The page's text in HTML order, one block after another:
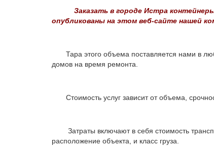
Заказать в городе Истра
опубликованы на этом веб-сайте нашей
Тара этого объема поставляется нами в
домов на время ремонта.
Стоимость услуг зависит от объема,
Затраты включают в себя стоимость
расположение объекта, и класс груза.